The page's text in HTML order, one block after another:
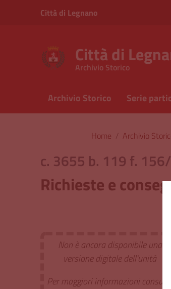
Vai ai contenuti
Vai al menu di navigazione
Città di Legnano
Città di
Archivio Storico
Archivio Storico Serie
Home / Archivio
c. 3655 b. 119 f.
Richieste e
Non è ancora disponibile una
versione digitale dell'unità
Per maggiori informazioni consulta